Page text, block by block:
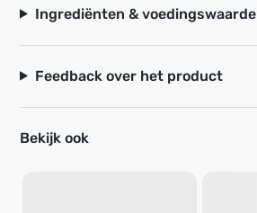
Ingrediënten & voedingswaarde
Feedback over het product
Bekijk ook